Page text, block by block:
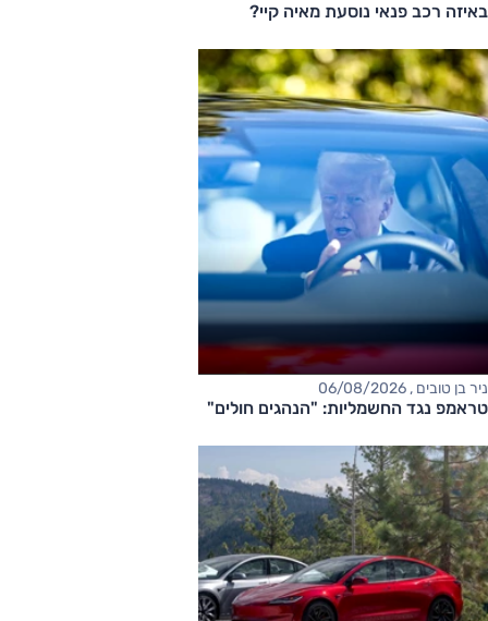
באיזה רכב פנאי נוסעת מאיה קיי?
ניר בן טובים , 06/08/2026
טראמפ נגד החשמליות: "הנהגים חולים"